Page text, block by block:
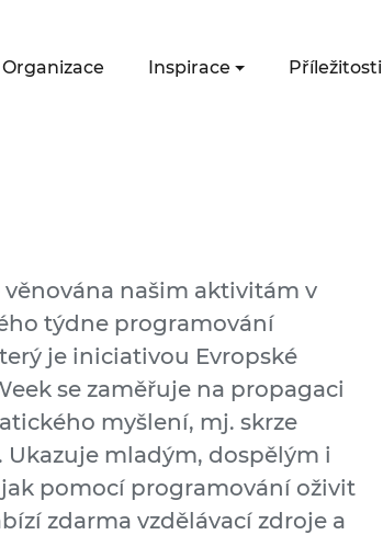
Organizace Inspirace Příležitosti
věnována našim aktivitám v
týdne programování
je iniciativou Evropské
se zaměřuje na propagaci
myšlení, mj. skrze
mladým, dospělým i
pomocí programování oživit
zdarma vzdělávací zdroje a